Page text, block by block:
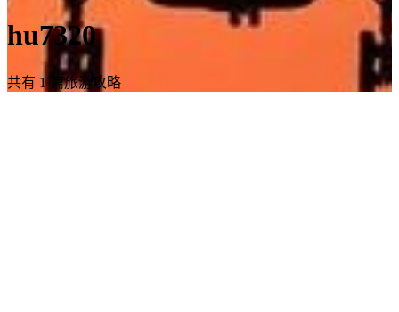
hu7320
共有 1 篇旅游攻略